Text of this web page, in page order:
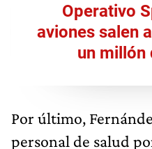
Operativo
aviones salen
un millón
Por último,
personal de salud